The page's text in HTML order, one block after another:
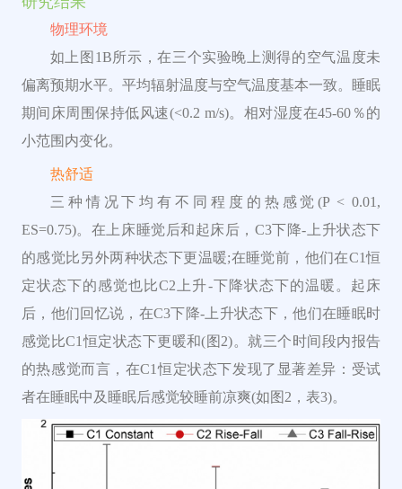
物理环境
如上图1B所示，在三个实验晚上测得的空气温度未
偏离预期水平。平均辐射温度与空气温度基本一致。睡眠
期间床周围保持低风速(<0.2 m/s)。相对湿度在45-60％的
小范围内变化。
热舒适
三种情况下均有不同程度的热感觉(P < 0.01,
ES=0.75)。在上床睡觉后和起床后，C3下降-上升状态下
的感觉比另外两种状态下更温暖;在睡觉前，他们在C1恒
定状态下的感觉也比C2上升-下降状态下的温暖。起床
后，他们回忆说，在C3下降-上升状态下，他们在睡眠时
感觉比C1恒定状态下更暖和(图2)。就三个时间段内报告
的热感觉而言，在C1恒定状态下发现了显著差异：受试
者在睡眠中及睡眠后感觉较睡前凉爽(如图2，表3)。